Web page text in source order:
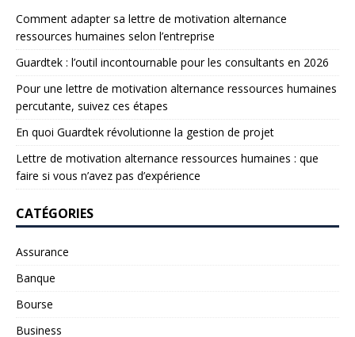
Comment adapter sa lettre de motivation alternance
ressources humaines selon l’entreprise
Guardtek : l’outil incontournable pour les consultants en 2026
Pour une lettre de motivation alternance ressources humaines
percutante, suivez ces étapes
En quoi Guardtek révolutionne la gestion de projet
Lettre de motivation alternance ressources humaines : que
faire si vous n’avez pas d’expérience
CATÉGORIES
Assurance
Banque
Bourse
Business